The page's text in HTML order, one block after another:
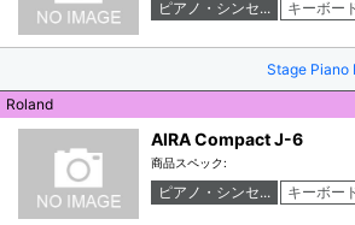
ピアノ・シンセ... キーボー
Stage Piano
Roland
AIRA Compact J-6
商品スペック:
ピアノ・シンセ... キーボー